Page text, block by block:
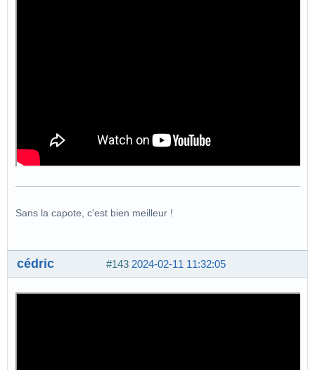
Sans la capote, c'est bien meilleur !
#143 2024-02-11 11:32:05
cédric